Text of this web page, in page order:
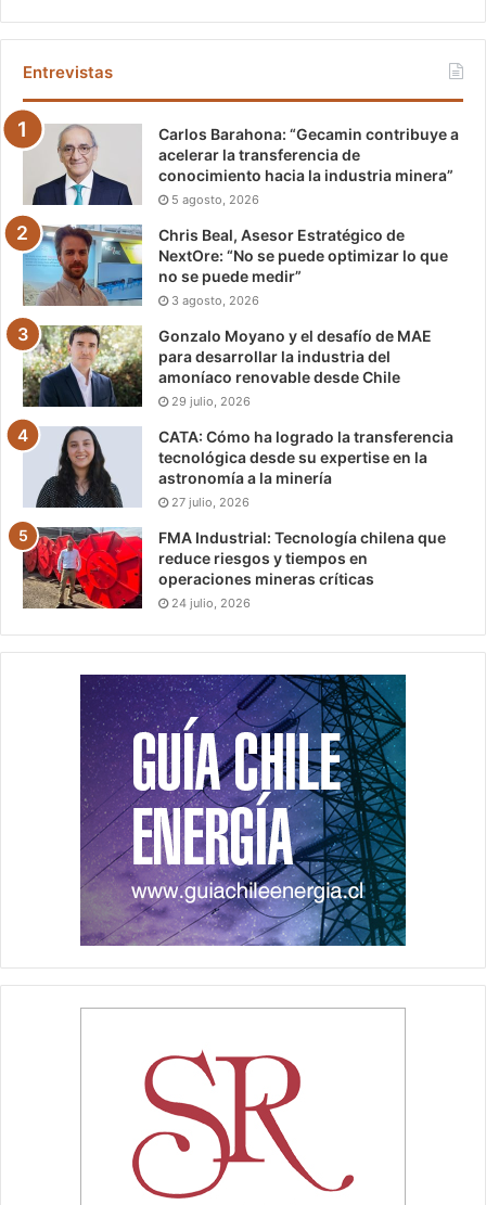
Entrevistas
Carlos Barahona: “Gecamin contribuye a
acelerar la transferencia de
conocimiento hacia la industria minera”
5 agosto, 2026
Chris Beal, Asesor Estratégico de
NextOre: “No se puede optimizar lo que
no se puede medir”
3 agosto, 2026
Gonzalo Moyano y el desafío de MAE
para desarrollar la industria del
amoníaco renovable desde Chile
29 julio, 2026
CATA: Cómo ha logrado la transferencia
tecnológica desde su expertise en la
astronomía a la minería
27 julio, 2026
FMA Industrial: Tecnología chilena que
reduce riesgos y tiempos en
operaciones mineras críticas
24 julio, 2026